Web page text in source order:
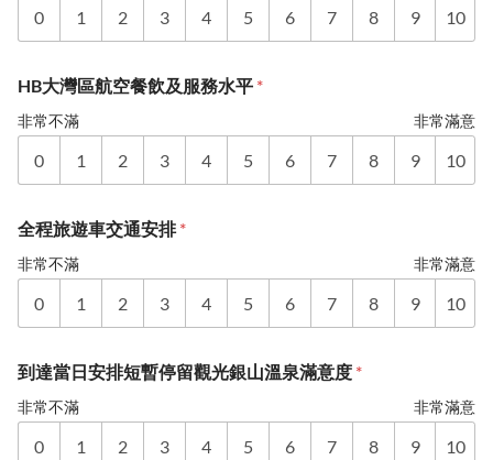
0 1 2 3 4 5 6 7 8 9 10
HB大灣區航空餐飲及服務水平 *
非常不滿 非常滿意
0 1 2 3 4 5 6 7 8 9 10
全程旅遊車交通安排*
非常不滿 非常滿意
0 1 2 3 4 5 6 7 8 9 10
到達當日安排短暫停留觀光銀山溫泉滿意度 *
非常不滿 非常滿意
0 1 2 3 4 5 6 7 8 9 10